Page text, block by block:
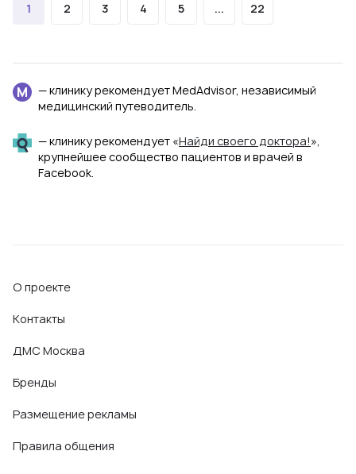
1 2 3 4 5 ... 22
— клинику рекомендует MedAdvisor, независимый
медицинский путеводитель.
— клинику рекомендует «Найди своего доктора!»,
крупнейшее сообщество пациентов и врачей в
Facebook.
О проекте
Контакты
ДМС Москва
Бренды
Размещение рекламы
Правила общения